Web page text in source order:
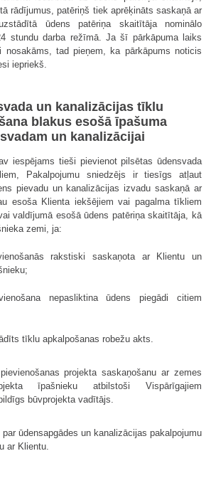
rādījumus, patēriņš tiek aprēķināts saskaņā ar
ūdens patēriņa skaitītāja nominālo
stundu darba režīmā. Ja šī pārkāpuma laiks
nosakāms, tad pieņem, ka pārkāpums noticis
iepriekš.
un kanalizācijas tīklu
blakus esošā īpašuma
un kanalizācijai
iespējams tieši pievienot pilsētas ūdensvada
Pakalpojumu sniedzējs ir tiesīgs atļaut
pievadu un kanalizācijas izvadu saskaņā ar
esoša Klienta iekšējiem vai pagalma tīkliem
valdījumā esošā ūdens patēriņa skaitītāja, kā
zemi, ja:
rakstiski saskaņota ar Klientu un
nepasliktina ūdens piegādi citiem
tīklu apkalpošanas robežu akts.
projekta saskaņošanu ar zemes
īpašnieku atbilstoši Vispārīgajiem
būvprojekta vadītājs.
ūdensapgādes un kanalizācijas pakalpojumu
ar Klientu.